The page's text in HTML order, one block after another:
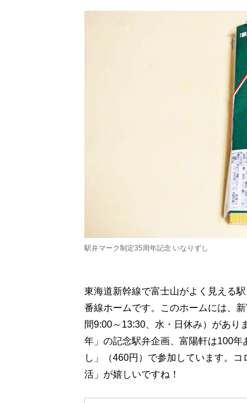
駅弁マーク制定35周年記念 いなりずし
東海道新幹線で富士山がよく見える
番線ホームです。このホームには、
間9:00～13:30、水・日休み）があり
年」の記念駅弁企画、富陽軒は100
し」（460円）で参加しています。
活」が嬉しいですね！